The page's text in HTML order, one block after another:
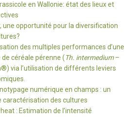
en Wallonie: état des lieux et
une opportunité pour la diversification
des multiples performances d’une
céréale pérenne (Th. intermedium–
via l’utilisation de différents leviers
numérique en champs : un
caractérisation des cultures
: Estimation de l’intensité